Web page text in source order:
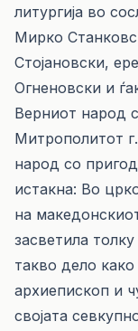
литургија во
Мирко
Стојановски,
Огненовски и
Верниот народ
Митрополитот
народ со
истакна: Во
на
засветила
такво дело
архиепископ и
својата